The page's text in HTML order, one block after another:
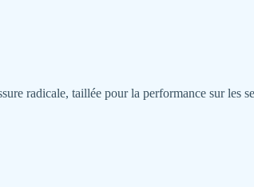
radicale, taillée pour la performance sur les